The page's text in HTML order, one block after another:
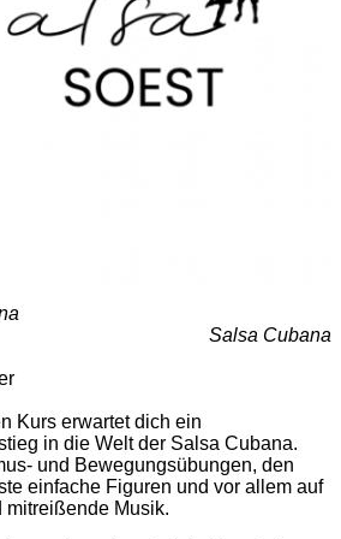
Salsa Cubana
Kurs erwartet dich ein
in die Welt der Salsa Cubana.
und Bewegungsübungen, den
einfache Figuren und vor allem auf
mitreißende Musik.